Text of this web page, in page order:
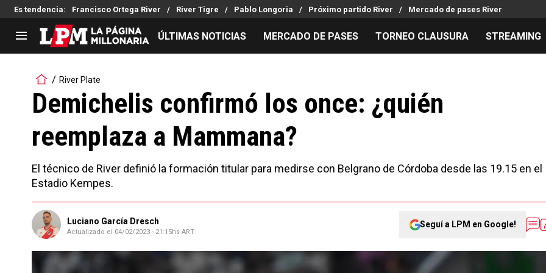
Es tendencia: Francisco Ortega River River Tigre Pablo Longoria Próximo partido River Mercado de pases River
LIGA PROFESIONAL
Noticias
Tabla de posiciones
Reserva
Copa Sudamericana
Copa Argentina
Selección Argentina
Mercado de Pases
Análisis tácticos
Juanfer Quintero
Chacho Coudet
Streaming
Entradas
ÚLTIMAS NOTICIAS MERCADO DE PASES TORNEO CLAUSURA STREAMING
River Plate
Demichelis confirmó los once: ¿quién
reemplaza a Mammana?
El técnico de River definió la formación titular para medirse con Belgrano de Córdoba desde las 19.15 en el
Estadio Kempes.
Luciano García Dresch
Actualizado el 04/02/2023 - 21:15hs ART
Seguí a LPM en Google!